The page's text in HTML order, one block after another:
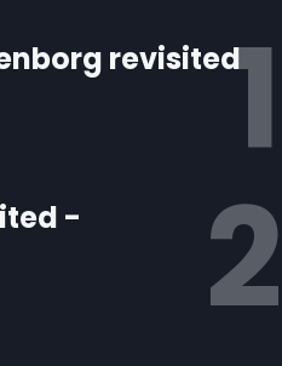
revisited
-